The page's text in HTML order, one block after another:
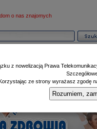
o nas znajomych
Informator|Poczekalnia
z nowelizacją Prawa
ze strony wyrażasz zgodę
Rozumiem,